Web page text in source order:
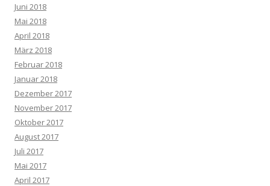
Juni 2018
Mai 2018
April 2018
März 2018
Februar 2018
Januar 2018
Dezember 2017
November 2017
Oktober 2017
August 2017
Juli 2017
Mai 2017
April 2017